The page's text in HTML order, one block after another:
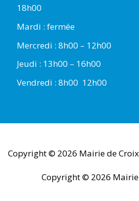
18h00
Mardi : fermée
Mercredi : 8h00 – 12h00
Jeudi : 13h00 – 16h00
Vendredi : 8h00  12h00
Copyright © 2026 Mairie de
Copyright © 2026